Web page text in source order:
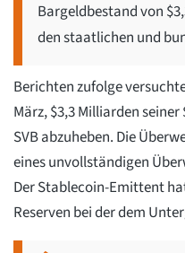
Bargeldbestand von
den staatlichen und
Berichten zufolge
März, $3,3 Milliarden
SVB abzuheben. Die
eines unvollständigen
Der Stablecoin-Emittent
Reserven bei der dem